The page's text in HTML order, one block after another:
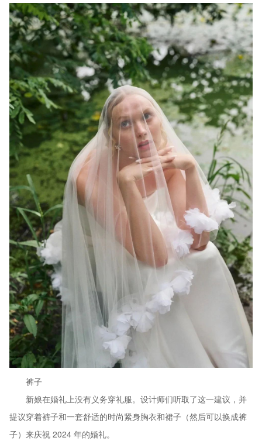
裤子
新娘在婚礼上没有义务穿礼服。设计师们听取了这一建议，并
提议穿着裤子和一套舒适的时尚紧身胸衣和裙子（然后可以换成裤
子）来庆祝 2024 年的婚礼。